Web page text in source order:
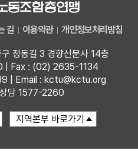
길 이용약관 개인정보처리방침
정동길 3 경향신문사 14층
Fax : (02) 2635-1134
| Email : kctu@kctu.org
담 1577-2260